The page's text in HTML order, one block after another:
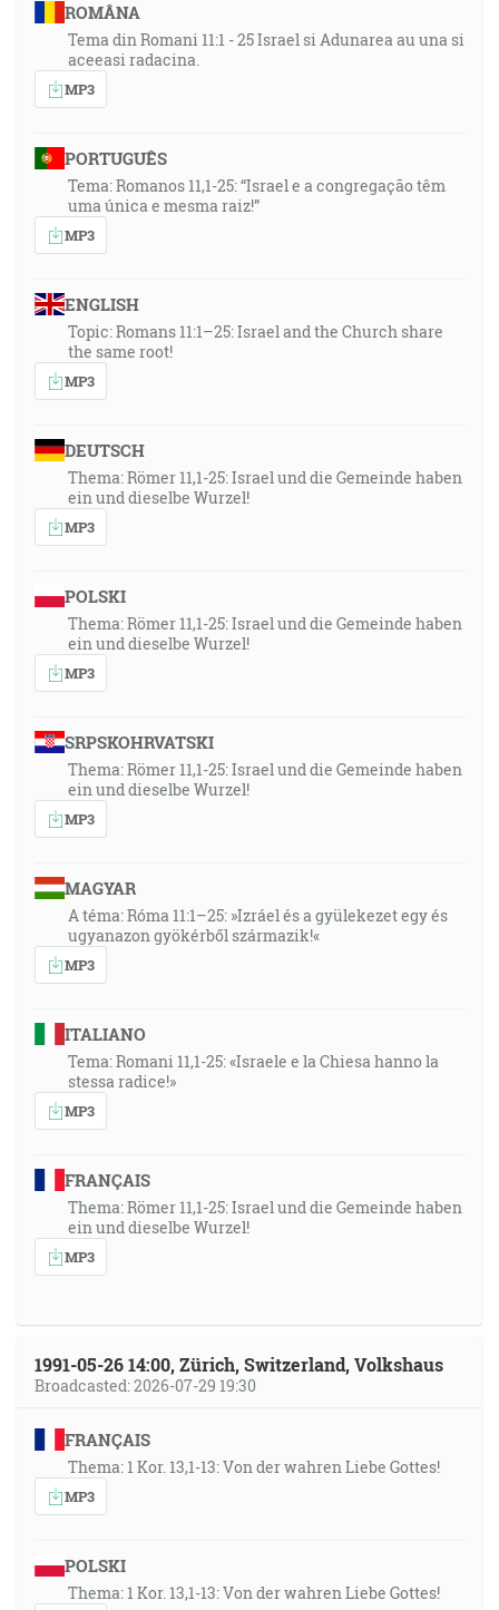
ROMÂNA
Tema din Romani 11:1 - 25 Israel si Adunarea au una si
aceeasi radacina.
MP3
PORTUGUÊS
Tema: Romanos 11,1-25: “Israel e a congregação têm
uma única e mesma raiz!”
MP3
ENGLISH
Topic: Romans 11:1–25: Israel and the Church share
the same root!
MP3
DEUTSCH
Thema: Römer 11,1-25: Israel und die Gemeinde haben
ein und dieselbe Wurzel!
MP3
POLSKI
Thema: Römer 11,1-25: Israel und die Gemeinde haben
ein und dieselbe Wurzel!
MP3
SRPSKOHRVATSKI
Thema: Römer 11,1-25: Israel und die Gemeinde haben
ein und dieselbe Wurzel!
MP3
MAGYAR
A téma: Róma 11:1–25: »Izráel és a gyülekezet egy és
ugyanazon gyökérből származik!«
MP3
ITALIANO
Tema: Romani 11,1-25: «Israele e la Chiesa hanno la
stessa radice!»
MP3
FRANÇAIS
Thema: Römer 11,1-25: Israel und die Gemeinde haben
ein und dieselbe Wurzel!
MP3
1991-05-26 14:00, Zürich, Switzerland, Volkshaus
Broadcasted: 2026-07-29 19:30
FRANÇAIS
Thema: 1 Kor. 13,1-13: Von der wahren Liebe Gottes!
MP3
POLSKI
Thema: 1 Kor. 13,1-13: Von der wahren Liebe Gottes!